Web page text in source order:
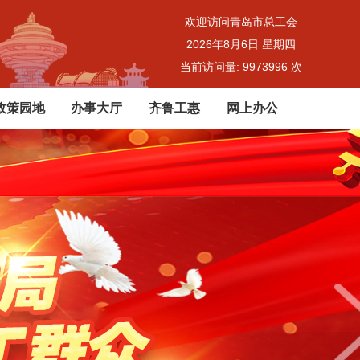
欢迎访问青岛市总工会
2026年8月6日 星期四
当前访问量: 9973996 次
策园地 办事大厅 齐鲁工惠 网上办公